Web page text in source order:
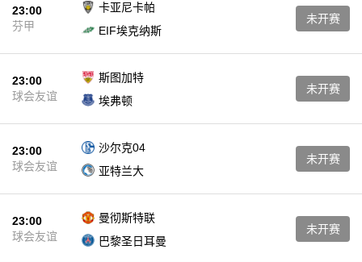
23:00
芬甲
卡亚尼卡帕
EIF埃克纳斯
未开赛
23:00
球会友谊
斯图加特
埃弗顿
未开赛
23:00
球会友谊
沙尔克04
亚特兰大
未开赛
23:00
球会友谊
曼彻斯特联
巴黎圣日耳曼
未开赛